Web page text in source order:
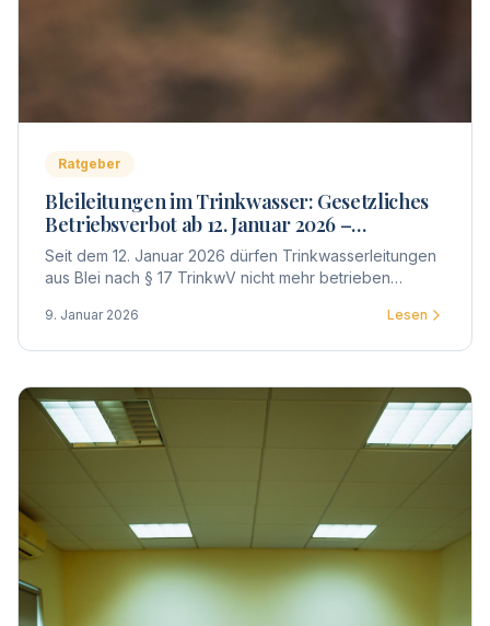
Ratgeber
Bleileitungen im Trinkwasser: Gesetzliches
Betriebsverbot ab 12. Januar 2026 –
Untersuchung und Bewertung
Seit dem 12. Januar 2026 dürfen Trinkwasserleitungen
aus Blei nach § 17 TrinkwV nicht mehr betrieben
bedeutet – Untersuchung, Bewertung, Meldepflicht
9. Januar 2026 Lesen